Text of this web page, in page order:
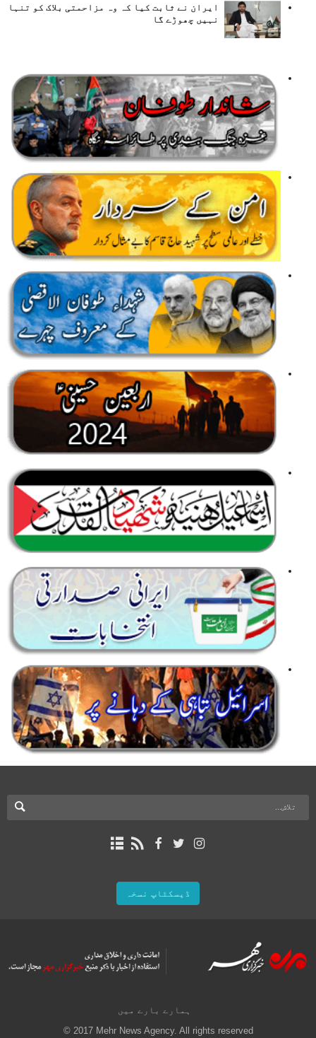
ایران نے ثابت کیا کہ وہ مزاحمتی بلاک کو تنہا
نہیں چھوڑے گا
ڈیسکٹاپ نسخہ
ہمارے بارے میں
© 2017 Mehr News Agency. All rights reserved